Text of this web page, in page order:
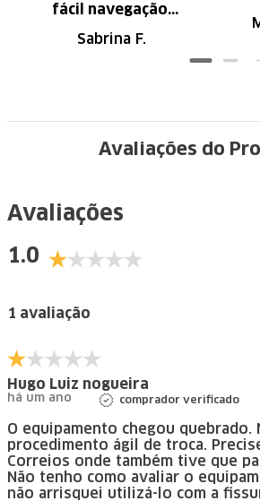
fácil navegação.
Sabrina F.
Avaliações do
Avaliações
1.0
1 avaliação
Hugo Luiz nogueira
há um ano comprador verificado
O equipamento chegou quebrado.
procedimento ágil de troca.
Correios onde também tive que
Não tenho como avaliar o
não arrisquei utilizá-lo com a